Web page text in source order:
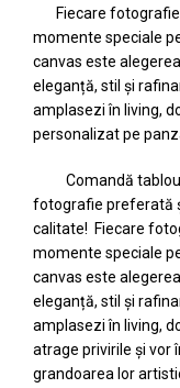
Fiecare fotografie
momente speciale
canvas este
eleganță, stil și
amplasezi în living,
personalizat pe
Comandă
fotografie preferată
calitate! Fiecare
momente speciale
canvas este
eleganță, stil și
amplasezi în living,
atrage privirile și vor
grandoarea lor